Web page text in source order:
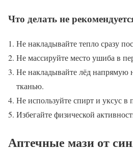
Что делать не
Не накладывайте тепло сразу
Не массируйте место ушиба в
Не накладывайте лёд напрямую
тканью.
Не используйте спирт и уксус в
Избегайте физической
Аптечные мази от